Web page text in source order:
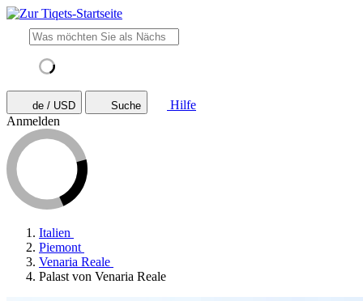
de / USD Suche
Hilfe
Anmelden
Italien
Piemont
Venaria Reale
Palast von Venaria Reale